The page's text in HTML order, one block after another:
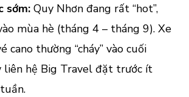
sớm:Quy Nhơn đang rất “hot”,
mùa hè (tháng 4 – tháng 9). Xe
cano thường “cháy” vào cuối
liên hệ Big Travel đặt trước ít